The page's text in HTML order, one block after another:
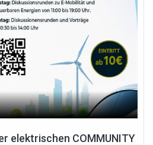
elektrischen COMMUNITY